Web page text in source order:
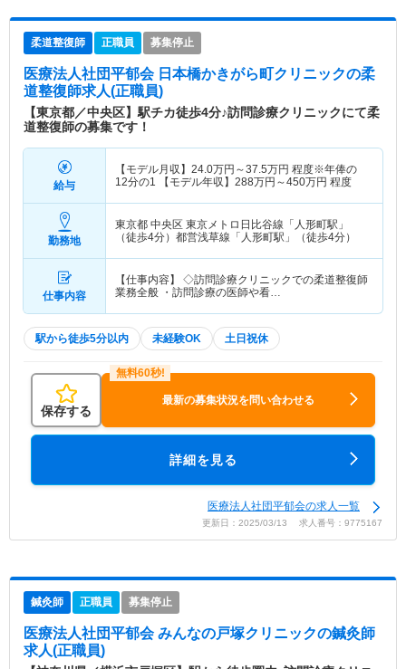
柔道整復師 正職員 募集停止
医療法人社団平郁会 日本橋かきがら町クリニックの柔
道整復師求人(正職員)
【東京都／中央区】駅チカ徒歩4分♪訪問診療クリニックにて柔
道整復師の募集です！
給与
【モデル月収】 24.0万円～37.5万円 程度※年俸の
12分の1 【モデル年収】 288万円～450万円 程度
勤務地
東京都 中央区 東京メトロ日比谷線「人形町駅」
（徒歩4分）都営浅草線「人形町駅」（徒歩4分）
仕事内容
【仕事内容】 ◇訪問診療クリニックでの柔道整復師
業務全般 ・訪問診療の医師や看…
駅から徒歩5分以内 未経験OK 土日祝休
保存する
最新の募集状況を問い合わせる
詳細を見る
医療法人社団平郁会の求人一覧
更新日：2025/03/13 求人番号：9775167
鍼灸師 正職員 募集停止
医療法人社団平郁会 みんなの戸塚クリニックの鍼灸師
求人(正職員)